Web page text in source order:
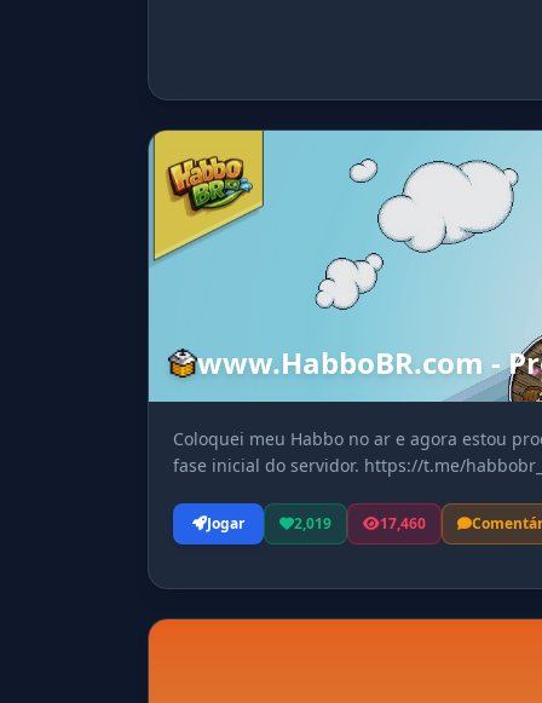
www.HabboBR.com -
Coloquei meu Habbo no ar e agora estou
fase inicial do servidor. https://t.me/
Jogar 2,019 17,460